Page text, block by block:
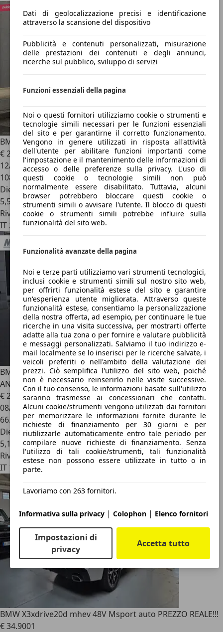
Dati di geolocalizzazione precisi e identificazione
attraverso la scansione del dispositivo
Pubblicità e contenuti personalizzati, misurazione
delle prestazioni dei contenuti e degli annunci,
ricerche sul pubblico, sviluppo di servizi
Funzioni essenziali della pagina
Noi o questi fornitori utilizziamo cookie o strumenti e
tecnologie simili necessari per le funzioni essenziali
del sito e per garantirne il corretto funzionamento.
Vengono in genere utilizzati in risposta all'attività
dell'utente per abilitare funzioni importanti come
l'impostazione e il mantenimento delle informazioni di
accesso o delle preferenze sulla privacy. L'uso di
questi cookie o tecnologie simili non può
normalmente essere disabilitato. Tuttavia, alcuni
browser potrebbero bloccare questi cookie o
strumenti simili o avvisare l'utente. Il blocco di questi
cookie o strumenti simili potrebbe influire sulla
funzionalità del sito web.
Funzionalità avanzate della pagina
Noi e terze parti utilizziamo vari strumenti tecnologici,
inclusi cookie e strumenti simili sul nostro sito web,
per offrirti funzionalità estese del sito e garantire
un'esperienza utente migliorata. Attraverso queste
funzionalità estese, consentiamo la personalizzazione
della nostra offerta, ad esempio, per continuare le tue
ricerche in una visita successiva, per mostrarti offerte
adatte alla tua zona o per fornire e valutare pubblicità
e messaggi personalizzati. Salviamo il tuo indirizzo e-
mail localmente se lo inserisci per le ricerche salvate, i
veicoli preferiti o nell'ambito della valutazione dei
prezzi. Ciò semplifica l'utilizzo del sito web, poiché
non è necessario reinserirlo nelle visite successive.
Con il tuo consenso, le informazioni basate sull'utilizzo
saranno trasmesse ai concessionari che contatti.
Alcuni cookie/strumenti vengono utilizzati dai fornitori
per memorizzare le informazioni fornite durante le
richieste di finanziamento per 30 giorni e per
riutilizzarle automaticamente entro tale periodo per
compilare nuove richieste di finanziamento. Senza
l'utilizzo di tali cookie/strumenti, tali funzionalità
estese non possono essere utilizzate in tutto o in
parte.
Lavoriamo con 263 fornitori.
Informativa sulla privacy | Colophon | Elenco fornitori
Impostazioni di
privacy
Accetta tutto
BMW X3xDrive20d Msport
€ 25.900
12/2018
108.000 km
Diesel
5,5 l/100 km (comb.)
Rivenditore
IT 21052
BMW X3BMW X3 xDrive 20d Business Advantage 140KW
ANNO 2019
€ 23.900
08/2019
66.000 km
Diesel
5,1 l/100 km (comb.)
Rivenditore
IT 10143
BMW X3xdrive20d mhev 48V Msport auto PREZZO REALE!!!
€ 34.9001